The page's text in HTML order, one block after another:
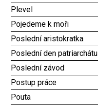
Plevel
Pojedeme k moři
Poslední aristokratka
Poslední den patriarchátu
Poslední závod
Postup práce
Pouta